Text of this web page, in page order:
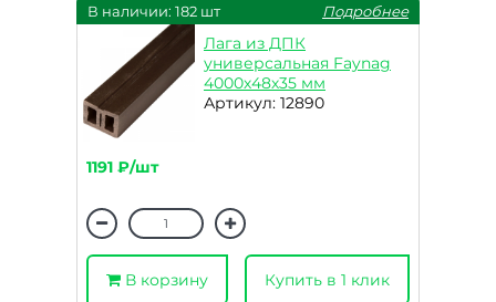
В наличии: 182 шт Подробнее
Лага из ДПК
универсальная Faynag
4000х48х35 мм
Артикул: 12890
1191 ₽/шт
В корзину Купить в 1 клик